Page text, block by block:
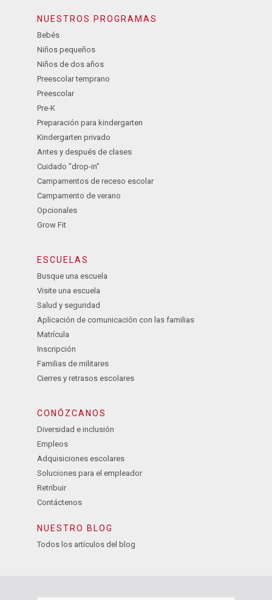
NUESTROS PROGRAMAS
Bebés
Niños pequeños
Niños de dos años
Preescolar temprano
Preescolar
Pre-K
Preparación para kindergarten
Kindergarten privado
Antes y después de clases
Cuidado "drop-in"
Campamentos de receso escolar
Campamento de verano
Opcionales
Grow Fit
ESCUELAS
Busque una escuela
Visite una escuela
Salud y seguridad
Aplicación de comunicación con las familias
Matrícula
Inscripción
Familias de militares
Cierres y retrasos escolares
CONÓZCANOS
Diversidad e inclusión
Empleos
Adquisiciones escolares
Soluciones para el empleador
Retribuir
Contáctenos
NUESTRO BLOG
Todos los artículos del blog